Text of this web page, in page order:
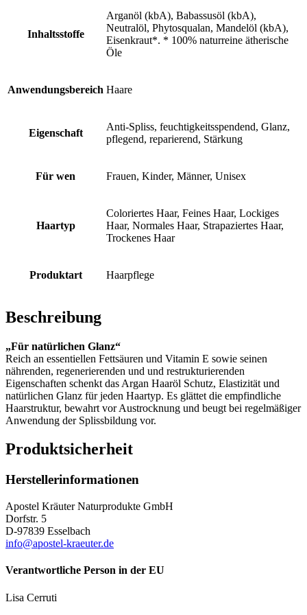
Inhaltsstoffe
Arganöl (kbA), Babassusöl (kbA),
Neutralöl, Phytosqualan, Mandelöl (kbA),
Eisenkraut*. * 100% naturreine ätherische
Öle
Anwendungsbereich Haare
Eigenschaft
Anti-Spliss, feuchtigkeitsspendend, Glanz,
pflegend, reparierend, Stärkung
Für wen Frauen, Kinder, Männer, Unisex
Haartyp
Coloriertes Haar, Feines Haar, Lockiges
Haar, Normales Haar, Strapaziertes Haar,
Trockenes Haar
Produktart Haarpflege
Beschreibung
„Für natürlichen Glanz“
Reich an essentiellen Fettsäuren und Vitamin E sowie seinen
nährenden, regenerierenden und und restrukturierenden
Eigenschaften schenkt das Argan Haaröl Schutz, Elastizität und
natürlichen Glanz für jeden Haartyp. Es glättet die empfindliche
Haarstruktur, bewahrt vor Austrocknung und beugt bei regelmäßiger
Anwendung der Splissbildung vor.
Produktsicherheit
Herstellerinformationen
Apostel Kräuter Naturprodukte GmbH
Dorfstr. 5
D-97839 Esselbach
info@apostel-kraeuter.de
Verantwortliche Person in der EU
Lisa Cerruti